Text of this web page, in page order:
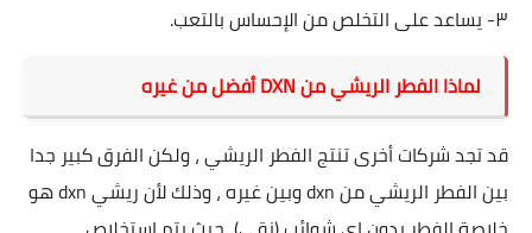
٣- يساعد على التخلص من الإحساس بالتعب.
لماذا الفطر الريشي من DXN أفضل من غيره
قد تجد شركات أخرى تنتج الفطر الريشي ، ولكن الفرق كبير جدا
بين الفطر الريشي من dxn وبين غيره ، وذلك لأن ريشي dxn هو